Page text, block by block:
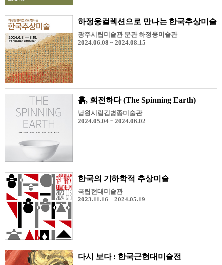
하정웅컬렉션으로 만나는 한국추상미술
광주시립미술관 분관 하정웅미술관
2024.06.08 ~ 2024.08.15
흙, 회전하다 (The Spinning Earth)
남원시립김병종미술관
2024.05.04 ~ 2024.06.02
한국의 기하학적 추상미술
국립현대미술관
2023.11.16 ~ 2024.05.19
다시 보다 : 한국근현대미술전